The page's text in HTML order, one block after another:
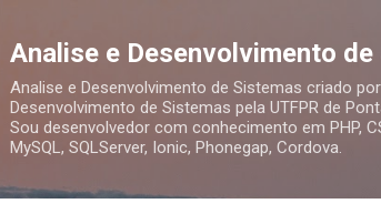
Analise e Desenvolvimento
Analise e Desenvolvimento de Sistemas criado
Desenvolvimento de Sistemas pela UTFPR de
Sou desenvolvedor com conhecimento em PHP,
MySQL, SQLServer, Ionic, Phonegap, Cordova.